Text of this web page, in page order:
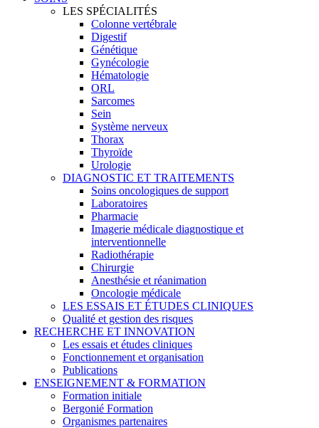
LES SPÉCIALITÉS
Colonne vertébrale
Digestif
Génétique
Gynécologie
Hématologie
ORL
Sarcomes
Sein
Système nerveux
Thorax
Thyroïde
Urologie
DIAGNOSTIC ET TRAITEMENTS
Soins oncologiques de support
Laboratoires
Pharmacie
Imagerie médicale diagnostique et
interventionnelle
Radiothérapie
Chirurgie
Anesthésie et réanimation
Oncologie médicale
LES ESSAIS ET ÉTUDES CLINIQUES
Qualité et gestion des risques
RECHERCHE ET INNOVATION
Les essais et études cliniques
Fonctionnement et organisation
Publications
ENSEIGNEMENT & FORMATION
Formation initiale
Bergonié Formation
Organismes partenaires